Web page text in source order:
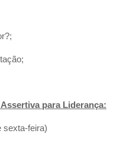
para Liderança:
sexta-feira)